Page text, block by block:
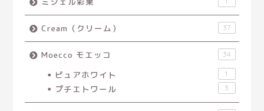
Cream（クリーム） 37
Moecco モエッコ 34
ピュアホワイト 1
プチエトワール 3